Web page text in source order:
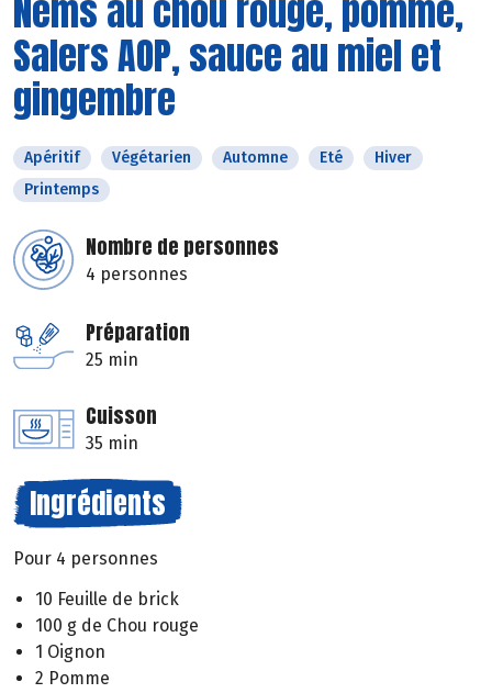
Nems au chou rouge, pomme,
Salers AOP, sauce au miel et
gingembre
Apéritif Végétarien Automne Eté
Hiver
Printemps
Nombre de personnes
4 personnes
Préparation
25 min
Cuisson
35 min
Ingrédients
Pour 4 personnes
10 Feuille de brick
100 g de Chou rouge
1 Oignon
2 Pomme